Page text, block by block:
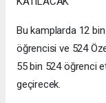
Bu kamplarda 12
öğrencisi ve 524
55 bin 524 öğrenci
geçirecek.